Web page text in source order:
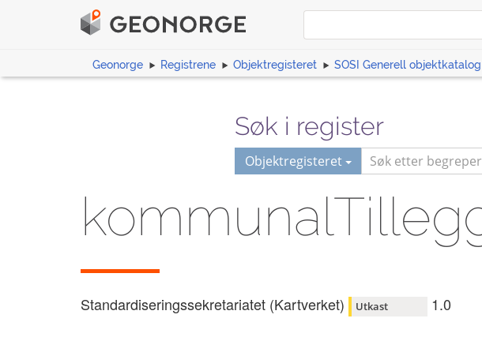
Geonorge Registrene Objektregisteret SOSI Generell objektkatalog
Søk i register
Objektregisteret
Standardiseringssekretariatet (Kartverket) Utkast 1.0